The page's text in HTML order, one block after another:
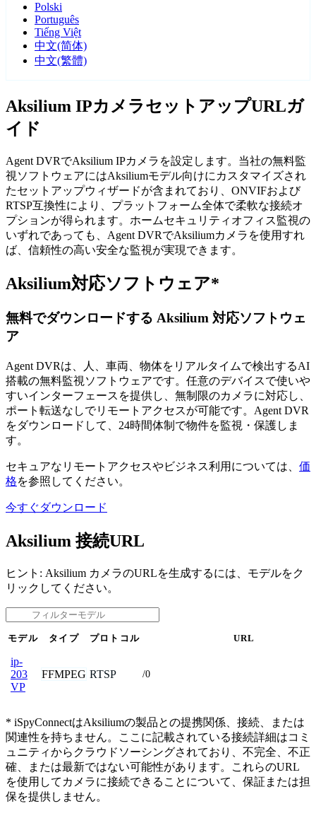
Polski
Português
Tiếng Việt
中文(简体)
中文(繁體)
Aksilium IPカメラセットアップURLガ
イド
Agent DVRでAksilium IPカメラを設定します。当社の無料監
視ソフトウェアにはAksiliumモデル向けにカスタマイズされ
たセットアップウィザードが含まれており、ONVIFおよび
RTSP互換性により、プラットフォーム全体で柔軟な接続オ
プションが得られます。ホームセキュリティオフィス監視の
いずれであっても、Agent DVRでAksiliumカメラを使用すれ
ば、信頼性の高い安全な監視が実現できます。
Aksilium対応ソフトウェア*
無料でダウンロードする Aksilium 対応ソフトウェ
ア
Agent DVRは、人、車両、物体をリアルタイムで検出するAI
搭載の無料監視ソフトウェアです。任意のデバイスで使いや
すいインターフェースを提供し、無制限のカメラに対応し、
ポート転送なしでリモートアクセスが可能です。Agent DVR
をダウンロードして、24時間体制で物件を監視・保護しま
す。
セキュアなリモートアクセスやビジネス利用については、 価
格を参照してください。
今すぐダウンロード
Aksilium 接続URL
ヒント: Aksilium カメラのURLを生成するには、モデルをク
リックしてください。
モデル タイプ プロトコル URL
ip-
203
VP
FFMPEG RTSP /0
* iSpyConnectはAksiliumの製品との提携関係、接続、または
関連性を持ちません。ここに記載されている接続詳細はコミ
ュニティからクラウドソーシングされており、不完全、不正
確、または最新ではない可能性があります。これらのURL
を使用してカメラに接続できることについて、保証または担
保を提供しません。